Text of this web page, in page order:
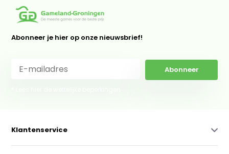
Abonneer je hier op onze nieuwsbrief!
Abonneer
Klantenservice